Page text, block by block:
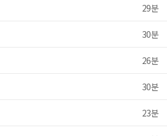
29분
30분
26분
30분
23분